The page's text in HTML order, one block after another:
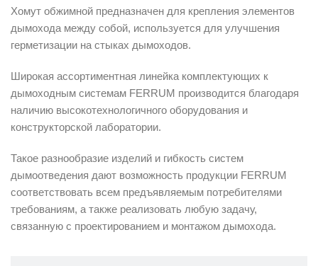
Хомут обжимной предназначен для крепления элементов
дымохода между собой, используется для улучшения
герметизации на стыках дымоходов.
Широкая ассортиментная линейка комплектующих к
дымоходным системам FERRUM производится благодаря
наличию высокотехнологичного оборудования и
конструкторской лаборатории.
Такое разнообразие изделий и гибкость систем
дымоотведения дают возможность продукции FERRUM
соответствовать всем предъявляемым потребителями
требованиям, а также реализовать любую задачу,
связанную с проектированием и монтажом дымохода.